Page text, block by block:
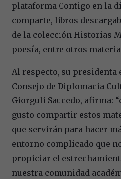
plataforma Contigo en la
comparte, libros
de la colección Historias
poesía, entre otros
Al respecto, su presidenta
Consejo de Diplomacia
Giorguli Saucedo, afirma:
gusto compartir estos
que servirán para hacer
entorno complicado que
propiciar el
nuestra comunidad